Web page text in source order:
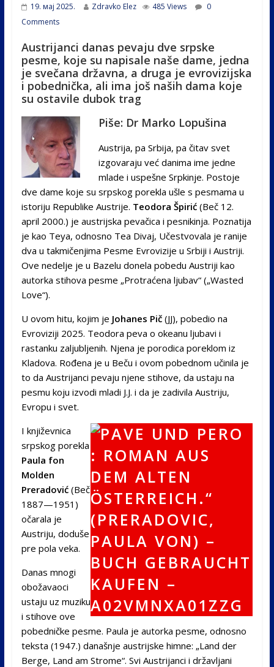
19. мај 2025. Zdravko Elez 485 Views
0
Comments
Austrijanci danas pevaju dve srpske
pesme, koje su napisale naše dame, jedna
je svečana državna, a druga je evrovizijska
i pobednička, ali ima još naših dama koje
su ostavile dubok trag
Piše: Dr Marko Lopušina
Austrija, pa Srbija, pa čitav svet
izgovaraju već danima ime jedne
mlade i uspešne Srpkinje. Postoje
dve dame koje su srpskog porekla ušle s pesmama u
istoriju Republike Austrije. Teodora Špirić(Beč 12.
april 2000.) je austrijska pevačica i pesnikinja. Poznatija
je kao Teya, odnosno Tea Divaj, Učestvovala je ranije
dva u takmičenjima Pesme Evrovizije u Srbiji i Austriji.
Ove nedelje je u Bazelu donela pobedu Austriji kao
autorka stihova pesme „Protraćena ljubav“ („Wasted
Love“).
U ovom hitu, kojim je Johanes Pič(JJ), pobedio na
Evroviziji 2025. Teodora peva o okeanu ljubavi i
rastanku zaljubljenih. Njena je porodica poreklom iz
Kladova. Rođena je u Beču i ovom pobednom učinila je
to da Austrijanci pevaju njene stihove, da ustaju na
pesmu koju izvodi mladi J.J. i da je zadivila Austriju,
Evropu i svet.
I književnica
srpskog porekla
Paula fon
Molden
Preradović(Beč
1887—1951)
očarala je
Austriju, doduše
pre pola veka.
Danas mnogi
obožavaoci
ustaju uz muziku
i stihove ove
pobedničke pesme. Paula je autorka pesme, odnosno
teksta (1947.) današnje austrijske himne: „Land der
Berge, Land am Strome“. Svi Austrijanci i državljani